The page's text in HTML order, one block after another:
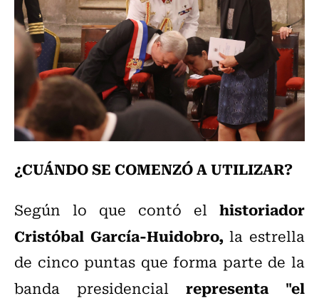
¿CUÁNDO SE COMENZÓ A UTILIZAR?
Según lo que contó el historiador
Cristóbal García-Huidobro,la estrella
de cinco puntas que forma parte de la
banda presidencial representa "el